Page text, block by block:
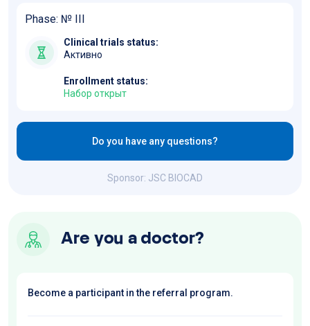
Phase: № III
Clinical trials status:
Активно
Enrollment status:
Набор открыт
Do you have any questions?
Sponsor: JSC BIOCAD
Are you a doctor?
Become a participant in the referral program.